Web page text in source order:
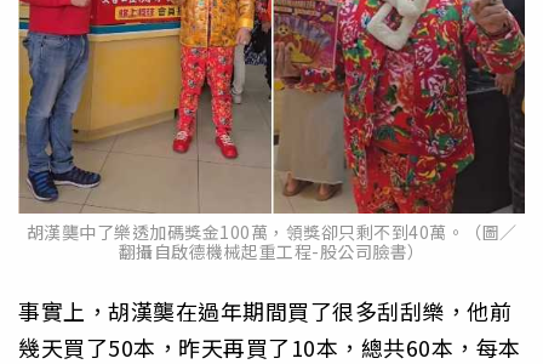
胡漢龑中了樂透加碼獎金100萬，領獎卻只剩不到40萬。（圖／
翻攝自啟德機械起重工程-股公司臉書）
事實上，胡漢龑在過年期間買了很多刮刮樂，他前
幾天買了50本，昨天再買了10本，總共60本，每本